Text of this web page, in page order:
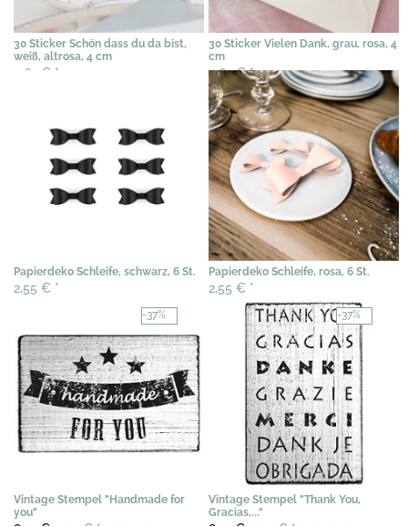
30 Sticker Schön dass du da bist,
weiß, altrosa, 4 cm
4,62 € *
30 Sticker Vielen Dank, grau, rosa, 4
cm
4,62 €*
Papierdeko Schleife, schwarz, 6 St.
2,55 € *
Papierdeko Schleife, rosa, 6 St.
2,55 € *
-37%
Vintage Stempel "Handmade for
you"
-37%
Vintage Stempel "Thank You,
Gracias,..."